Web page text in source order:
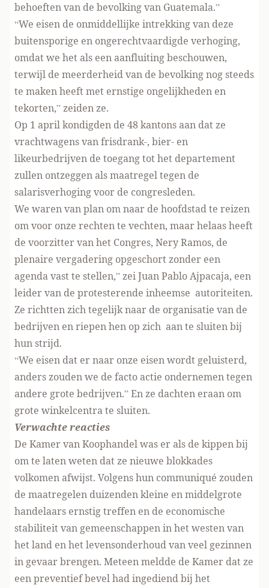
behoeften van de bevolking van Guatemala.”
“We eisen de onmiddellijke intrekking van deze
buitensporige en ongerechtvaardigde verhoging,
omdat we het als een aanfluiting beschouwen,
terwijl de meerderheid van de bevolking nog steeds
te maken heeft met ernstige ongelijkheden en
tekorten,” zeiden ze.
Op 1 april kondigden de 48 kantons aan dat ze
vrachtwagens van frisdrank-, bier- en
likeurbedrijven de toegang tot het departement
zullen ontzeggen als maatregel tegen de
salarisverhoging voor de congresleden.
We waren van plan om naar de hoofdstad te reizen
om voor onze rechten te vechten, maar helaas heeft
de voorzitter van het Congres, Nery Ramos, de
plenaire vergadering opgeschort zonder een
agenda vast te stellen,” zei Juan Pablo Ajpacaja, een
leider van de protesterende inheemse autoriteiten.
Ze richtten zich tegelijk naar de organisatie van de
bedrijven en riepen hen op zich aan te sluiten bij
hun strijd.
“We eisen dat er naar onze eisen wordt geluisterd,
anders zouden we de facto actie ondernemen tegen
andere grote bedrijven.” En ze dachten eraan om
grote winkelcentra te sluiten.
Verwachte reacties
De Kamer van Koophandel was er als de kippen bij
om te laten weten dat ze nieuwe blokkades
volkomen afwijst. Volgens hun communiqué zouden
de maatregelen duizenden kleine en middelgrote
handelaars ernstig treffen en de economische
stabiliteit van gemeenschappen in het westen van
het land en het levensonderhoud van veel gezinnen
in gevaar brengen. Meteen meldde de Kamer dat ze
een preventief bevel had ingediend bij het